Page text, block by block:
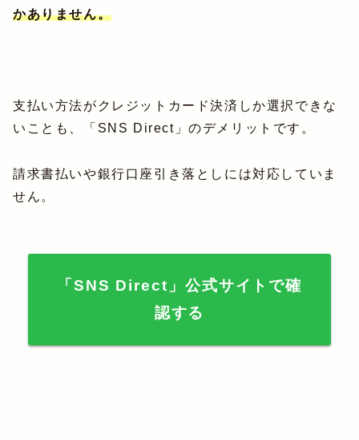
かありません。
支払い方法がクレジットカード決済しか選択できな
いことも、「SNS Direct」のデメリットです。
請求書払いや銀行口座引き落としには対応していま
せん。
「SNS Direct」公式サイトで確
認する